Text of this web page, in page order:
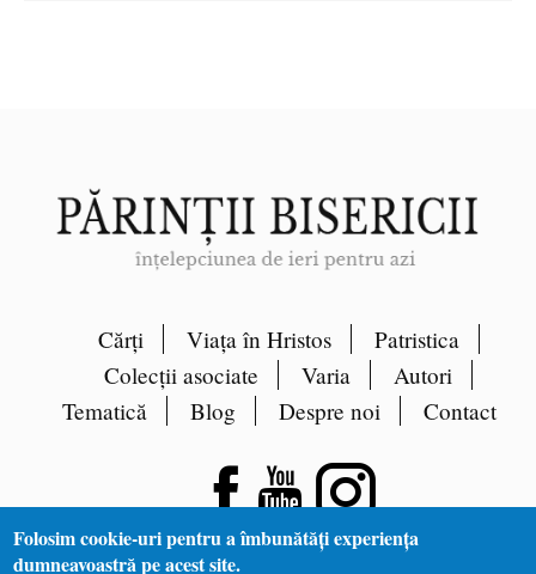
Cărți Viața în Hristos
Patristica
Colecții asociate
Varia
Autori
Tematică
Blog Despre noi Contact
Folosim cookie-uri pentru a îmbunătăți experiența
dumneavoastră pe acest site.